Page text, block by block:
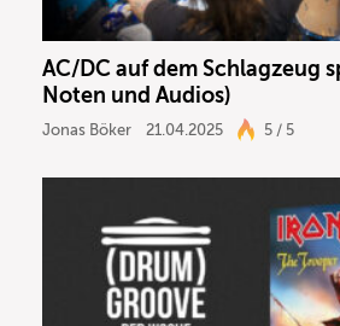
AC/DC auf dem Schlagzeug
Noten und Audios)
Jonas Böker 21.04.2025 5 / 5